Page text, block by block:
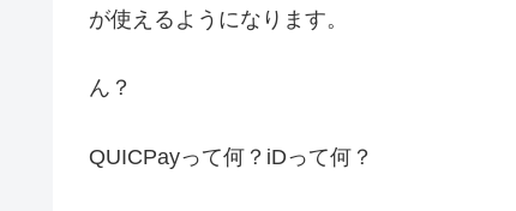
が使えるようになります。
ん？
QUICPayって何？iDって何？